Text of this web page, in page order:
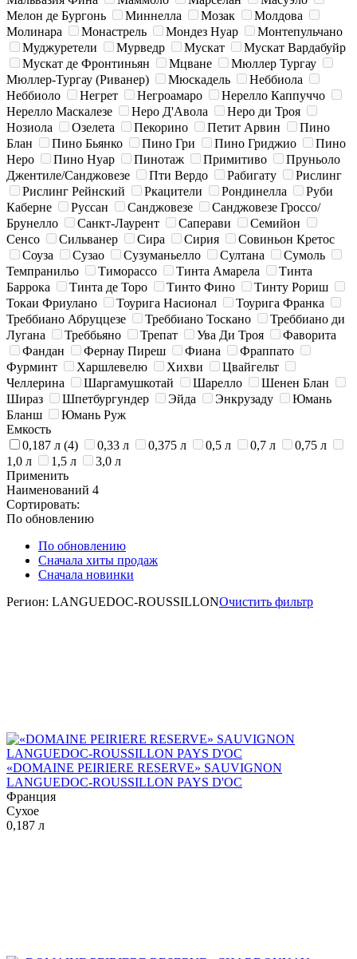
Мелон де Бургонь
Миннелла Мозак
Молдова
Молинара
Монастрель Мондез Нуар
Монтепульчано
Муджуретели
Мурведр Мускат
Мускат Вардабуйр
Мускат де Фронтиньян
Мцване
Мюллер Тургау
Мюллер-Тургау (Риванер)
Мюскадель
Неббиола
Неббиоло
Негрет Негроамаро
Нерелло Каппуччо
Нерелло Маскалезе
Неро Д'Авола
Неро ди Троя
Нозиола
Озелета Пекорино Петит Арвин
Пино
Блан
Пино Бьянко Пино Гри Пино Гриджио
Пино
Неро
Пино Нуар Пинотаж Примитиво
Пруньоло
Джентиле/Санджовезе
Пти Вердо Рабигату
Рислинг
Рислинг Рейнский
Ркацители Рондинелла
Руби
Каберне
Руссан Санджовезе
Санджовезе Гроссо/
Брунелло
Санкт-Лаурент Саперави
Семийон
Сенсо
Сильванер Сира Сирия
Совиньон Кретос
Соуза
Сузао Сузуманьелло Султана
Сумоль
Темпранильо
Тиморассо Тинта Амарела
Тинта
Баррока
Тинта де Торо Тинто Фино
Тинту Рориш
Токаи Фриулано
Тоурига Насионал
Тоурига Франка
Треббиано Абруццезе
Треббиано Тоскано
Треббиано ди
Лугана
Треббьяно Трепат Ува Ди Троя
Фаворита
Фандан
Фернау Пиреш Фиана
Фраппато
Фурминт
Харшлевелю Хихви
Цвайгельт
Челлерина
Шаргамушкотай Шарелло
Шенен Блан
Шираз
Шпетбургундер Эйда Энкрузаду
Юмань
Бланш
Юмань Руж
Емкость
0,187 л (4) 0,33 л 0,375 л 0,5 л 0,7 л
0,75 л
1,0 л
1,5 л
3,0 л
Применить
Наименований 4
Сортировать:
По обновлению
По обновлению
Сначала хиты продаж
Сначала новинки
Регион: LANGUEDOC-ROUSSILLONОчистить фильтр
«DOMAINE PEIRIERE RESERVE» SAUVIGNON
LANGUEDOC-ROUSSILLON PAYS D'OC
Франция
Сухое
0,187 л